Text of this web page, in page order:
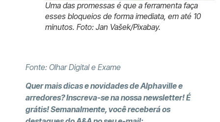
Uma das promessas é que a ferramenta faça
esses bloqueios de forma imediata, em até 10
minutos. Foto: Jan Vašek/Pixabay.
Fonte: Olhar Digital e Exame
Quer mais dicas e novidades de Alphaville e
arredores? Inscreva-se na nossa newsletter! É
grátis! Semanalmente, você receberá os